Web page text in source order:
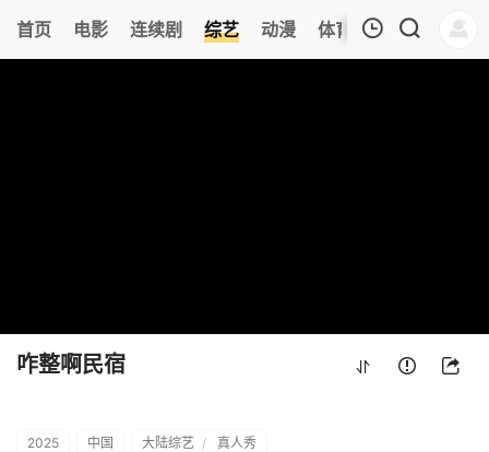
首页 电影 连续剧 综艺 动漫 体育 今日更新 热
咋整啊民宿
2025 中国 大陆综艺 / 真人秀